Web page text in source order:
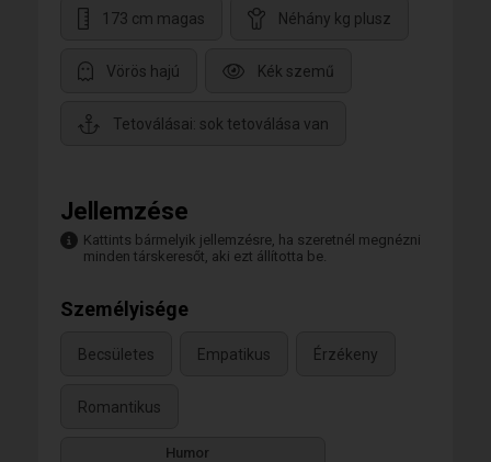
173 cm magas Néhány kg plusz
Vörös hajú Kék szemű
Tetoválásai: sok tetoválása van
Jellemzése
Kattints bármelyik jellemzésre, ha szeretnél megnézni
minden társkeresőt, aki ezt állította be.
Személyisége
Becsületes Empatikus Érzékeny
Romantikus
Humor